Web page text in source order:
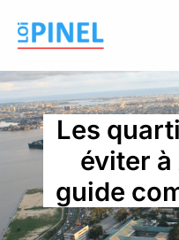
Les
éviter à
guide